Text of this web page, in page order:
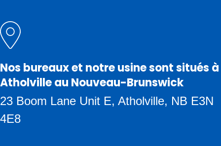
Nos bureaux et notre usine sont situés à
Atholville au Nouveau-Brunswick
23 Boom Lane Unit E, Atholville, NB E3N
4E8